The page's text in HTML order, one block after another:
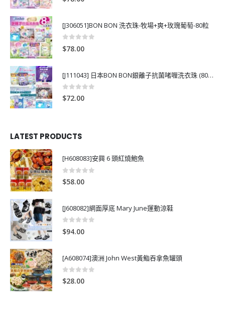
[J306051]BON BON 洗衣珠-牧場+爽+玫瑰葡萄-80粒
0
$78.00
[J111043] 日本BON BON銀離子抗菌啫喱洗衣珠 (80粒)
0out of 5
$72.00
LATEST PRODUCTS
[H608083]安興 6 頭紅燒鮑魚
0
$58.00
[J608082]網面厚底 Mary June運動涼鞋
0
$94.00
[A608074]澳洲 John West黃鮨吞拿魚罐頭
0 out of 5
$28.00